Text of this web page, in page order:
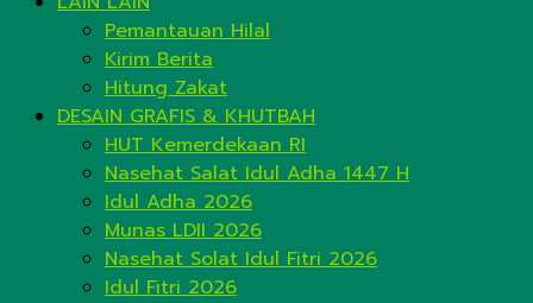
Pemantauan Hilal
Kirim Berita
Hitung Zakat
DESAIN GRAFIS & KHUTBAH
HUT Kemerdekaan RI
Nasehat Salat Idul Adha 1447 H
Idul Adha 2026
Munas LDII 2026
Nasehat Solat Idul Fitri 2026
Idul Fitri 2026